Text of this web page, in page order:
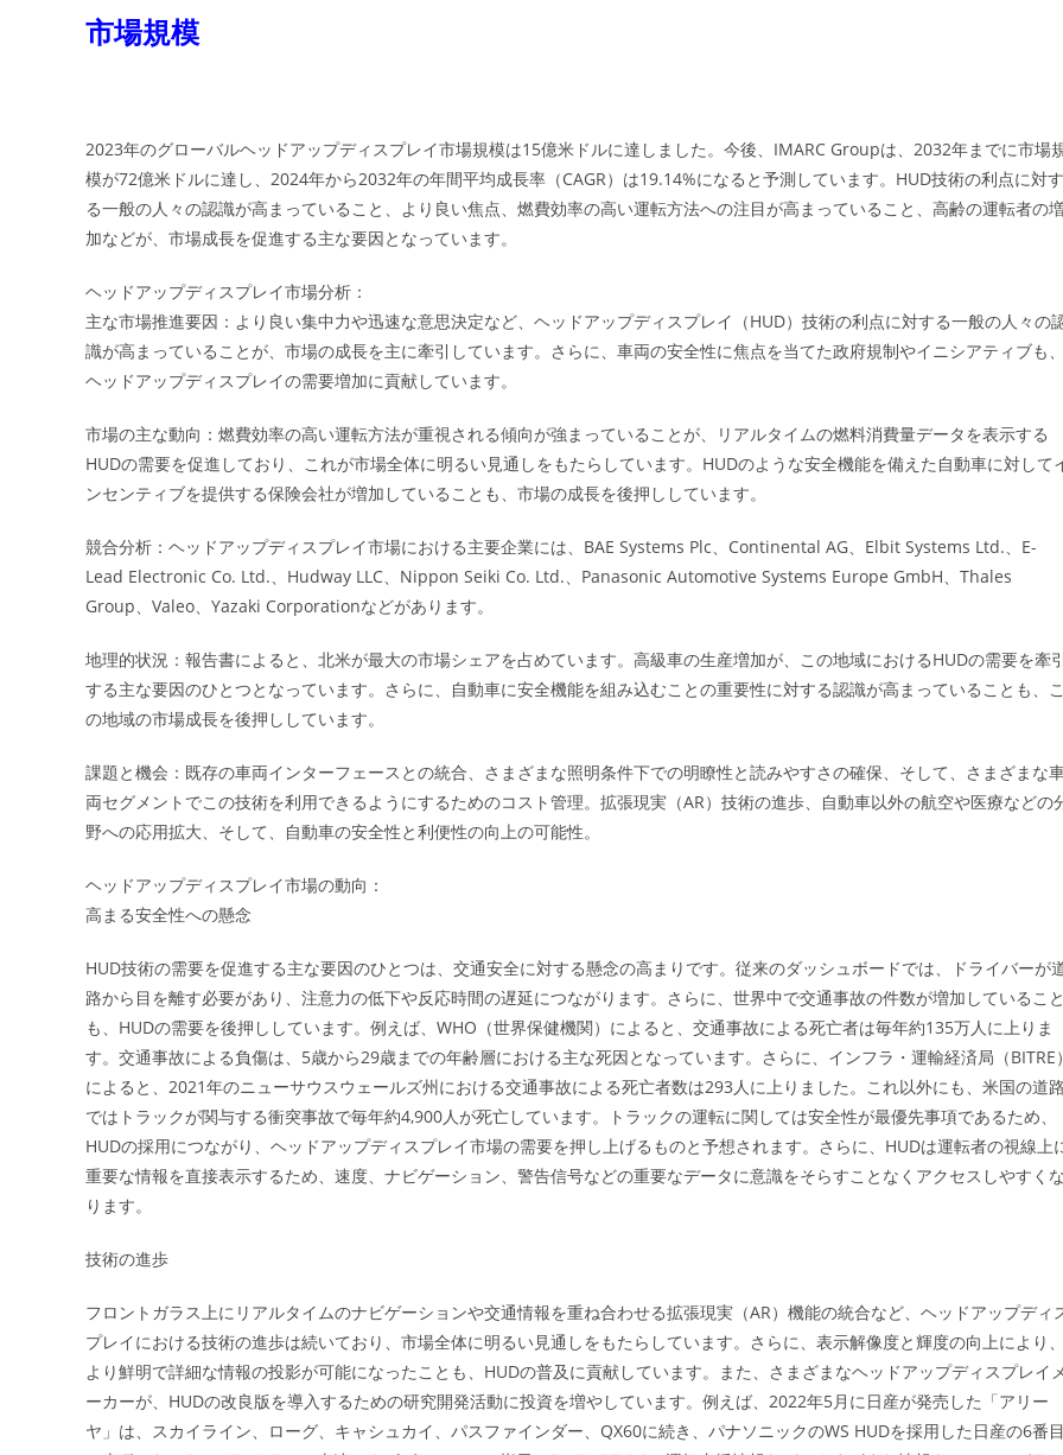
市場規模
2023年のグローバルヘッドアップディスプレイ市場規模は15億米ドルに達しました。今後、IMARC Groupは、2032年までに市場
模が72億米ドルに達し、2024年から2032年の年間平均成長率（CAGR）は19.14%になると予測しています。HUD技術の利点に対す
る一般の人々の認識が高まっていること、より良い焦点、燃費効率の高い運転方法への注目が高まっていること、高齢の運転者の
加などが、市場成長を促進する主な要因となっています。
ヘッドアップディスプレイ市場分析：
主な市場推進要因：より良い集中力や迅速な意思決定など、ヘッドアップディスプレイ（HUD）技術の利点に対する一般の人々の
識が高まっていることが、市場の成長を主に牽引しています。さらに、車両の安全性に焦点を当てた政府規制やイニシアティブも、
ヘッドアップディスプレイの需要増加に貢献しています。
市場の主な動向：燃費効率の高い運転方法が重視される傾向が強まっていることが、リアルタイムの燃料消費量データを表示する
HUDの需要を促進しており、これが市場全体に明るい見通しをもたらしています。HUDのような安全機能を備えた自動車に対して
ンセンティブを提供する保険会社が増加していることも、市場の成長を後押ししています。
競合分析：ヘッドアップディスプレイ市場における主要企業には、BAE Systems Plc、Continental AG、Elbit Systems Ltd.、E-
Lead Electronic Co. Ltd.、Hudway LLC、Nippon Seiki Co. Ltd.、Panasonic Automotive Systems Europe GmbH、Thales
Group、Valeo、Yazaki Corporationなどがあります。
地理的状況：報告書によると、北米が最大の市場シェアを占めています。高級車の生産増加が、この地域におけるHUDの需要を牽引
する主な要因のひとつとなっています。さらに、自動車に安全機能を組み込むことの重要性に対する認識が高まっていることも、こ
の地域の市場成長を後押ししています。
課題と機会：既存の車両インターフェースとの統合、さまざまな照明条件下での明瞭性と読みやすさの確保、そして、さまざまな
両セグメントでこの技術を利用できるようにするためのコスト管理。拡張現実（AR）技術の進歩、自動車以外の航空や医療などの
野への応用拡大、そして、自動車の安全性と利便性の向上の可能性。
ヘッドアップディスプレイ市場の動向：
高まる安全性への懸念
HUD技術の需要を促進する主な要因のひとつは、交通安全に対する懸念の高まりです。従来のダッシュボードでは、ドライバーが
路から目を離す必要があり、注意力の低下や反応時間の遅延につながります。さらに、世界中で交通事故の件数が増加していること
も、HUDの需要を後押ししています。例えば、WHO（世界保健機関）によると、交通事故による死亡者は毎年約135万人に上りま
す。交通事故による負傷は、5歳から29歳までの年齢層における主な死因となっています。さらに、インフラ・運輸経済局（BITRE）
によると、2021年のニューサウスウェールズ州における交通事故による死亡者数は293人に上りました。これ以外にも、米国の道路
ではトラックが関与する衝突事故で毎年約4,900人が死亡しています。トラックの運転に関しては安全性が最優先事項であるため、
HUDの採用につながり、ヘッドアップディスプレイ市場の需要を押し上げるものと予想されます。さらに、HUDは運転者の視線上
重要な情報を直接表示するため、速度、ナビゲーション、警告信号などの重要なデータに意識をそらすことなくアクセスしやすくな
ります。
技術の進歩
フロントガラス上にリアルタイムのナビゲーションや交通情報を重ね合わせる拡張現実（AR）機能の統合など、ヘッドアップディ
プレイにおける技術の進歩は続いており、市場全体に明るい見通しをもたらしています。さらに、表示解像度と輝度の向上により、
より鮮明で詳細な情報の投影が可能になったことも、HUDの普及に貢献しています。また、さまざまなヘッドアップディスプレイメ
ーカーが、HUDの改良版を導入するための研究開発活動に投資を増やしています。例えば、2022年5月に日産が発売した「アリー
ヤ」は、スカイライン、ローグ、キャシュカイ、パスファインダー、QX60に続き、パナソニックのWS HUDを採用した日産の6番目